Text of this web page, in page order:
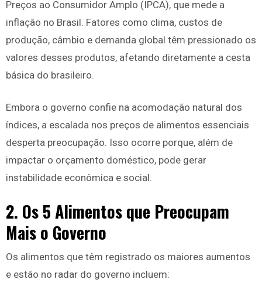
Preços ao Consumidor Amplo (IPCA), que mede a
inflação no Brasil. Fatores como clima, custos de
produção, câmbio e demanda global têm pressionado os
valores desses produtos, afetando diretamente a cesta
básica do brasileiro.
Embora o governo confie na acomodação natural dos
índices, a escalada nos preços de alimentos essenciais
desperta preocupação. Isso ocorre porque, além de
impactar o orçamento doméstico, pode gerar
instabilidade econômica e social.
2. Os 5 Alimentos que Preocupam
Mais o Governo
Os alimentos que têm registrado os maiores aumentos
e estão no radar do governo incluem: